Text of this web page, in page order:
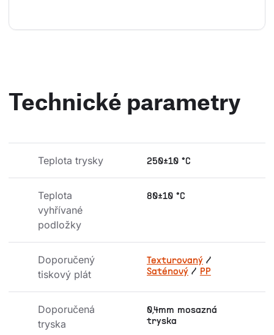
Technické parametry
Teplota trysky 250±10 °C
Teplota
vyhřívané
podložky
80±10 °C
Doporučený
tiskový plát
Texturovaný /
Saténový / PP
Doporučená
tryska
0,4mm mosazná
tryska